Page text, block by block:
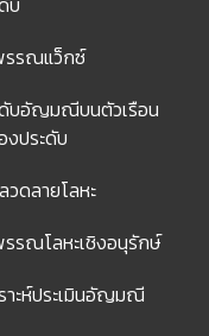
รรณแว็กซ์
บอัญมณีบนตัวเรือน
งประดับ
วดลายโลหะ
รณโลหะเชิงอนุรักษ์
าะห์ประเมินอัญมณี